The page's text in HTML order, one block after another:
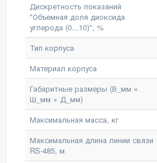
Дискретность показаний
"Объемная доля диоксида
углерода (0...10)", %
Тип корпуса
Материал корпуса
Габаритные размеры (В_мм ×
Ш_мм × Д_мм)
Максимальная масса, кг
Максимальная длина линии связи
RS-485, м